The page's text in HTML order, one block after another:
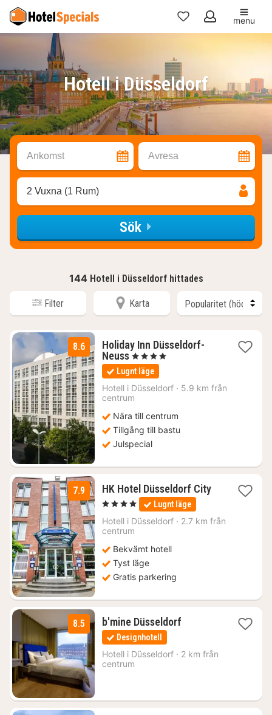
Mina
menu
Hotell i Düsseldorf
Ankomst Avresa
2 Vuxna (1 Rum)
Sök
144 Hotell i Düsseldorf hittades
Filter Karta
8.6
Holiday Inn Düsseldorf-
Neuss2
nätter
för
751
kr.
, 4 Stjärnor
Lugnt läge
Hotell i Düsseldorf · 5.9 km från
centrum
Nära till centrum
Tillgång till bastu
Julspecial
7.9 HK Hotel Düsseldorf City1
1151
, 4 Stjärnor Lugnt läge
Hotell i Düsseldorf · 2.7 km från
centrum
Bekvämt hotell
Tyst läge
Gratis parkering
8.5 b'mine Düsseldorf2
872
Designhotell
Hotell i Düsseldorf · 2 km från
centrum